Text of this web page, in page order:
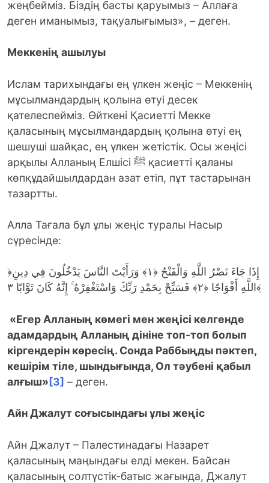
жеңбейміз. Біздің басты қаруымыз – Аллаға
деген иманымыз, тақуалығымыз», – деген.
Меккенің ашылуы
Ислам тарихындағы ең үлкен жеңіс – Меккенің
мұсылмандардың қолына өтуі десек
қателеспейміз. Өйткені Қасиетті Мекке
қаласының мұсылмандардың қолына өтуі ең
шешуші шайқас, ең үлкен жетістік. Осы жеңісі
арқылы Алланың Елшісі ﷺ қасиетті қаланы
көпқұдайшылдардан азат етіп, пұт тастарынан
тазартты.
Алла Тағала бұл ұлы жеңіс туралы Насыр
сүресінде:
﴿إِذَا جَاءَ نَصْرُ اللَّهِ وَالْفَتْحُ ﴿١﴾ وَرَأَيْتَ النَّاسَ يَدْخُلُونَ فِي دِينِ
اللَّهِ أَفْوَاجًا ﴿٢﴾ فَسَبِّحْ بِحَمْدِ رَبِّكَ وَاسْتَغْفِرْهُ ۚ إِنَّهُ كَانَ تَوَّابًا ٣﴾
«Егер Алланың көмегі мен жеңісі келгенде
адамдардың Алланың дініне топ-топ болып
кіргендерін көресің. Сонда Раббыңды пәктеп,
кешірім тіле, шындығында, Ол тәубені қабыл
алғыш»[3] – деген.
Айн Джалут соғысындағы ұлы жеңіс
Айн Джалут – Палестинадағы Назарет
қаласының маңындағы елді мекен. Байсан
қаласының солтүстік-батыс жағында, Джалут